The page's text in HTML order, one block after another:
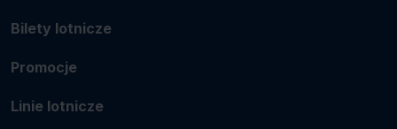
Bilety lotnicze
Promocje
Linie lotnicze